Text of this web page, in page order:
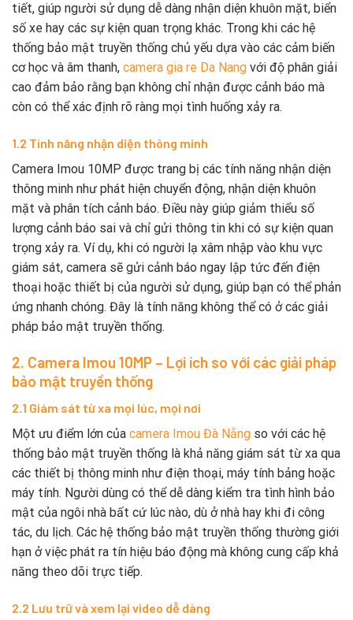
tiết, giúp người sử dụng dễ dàng nhận diện khuôn mặt, biển
số xe hay các sự kiện quan trọng khác. Trong khi các hệ
thống bảo mật truyền thống chủ yếu dựa vào các cảm biến
cơ học và âm thanh, camera gia re Da Nang với độ phân giải
cao đảm bảo rằng bạn không chỉ nhận được cảnh báo mà
còn có thể xác định rõ ràng mọi tình huống xảy ra.
1.2 Tính năng nhận diện thông minh
Camera Imou 10MP được trang bị các tính năng nhận diện
thông minh như phát hiện chuyển động, nhận diện khuôn
mặt và phân tích cảnh báo. Điều này giúp giảm thiểu số
lượng cảnh báo sai và chỉ gửi thông tin khi có sự kiện quan
trọng xảy ra. Ví dụ, khi có người lạ xâm nhập vào khu vực
giám sát, camera sẽ gửi cảnh báo ngay lập tức đến điện
thoại hoặc thiết bị của người sử dụng, giúp bạn có thể phản
ứng nhanh chóng. Đây là tính năng không thể có ở các giải
pháp bảo mật truyền thống.
2. Camera Imou 10MP – Lợi ích so với các giải pháp
bảo mật truyền thống
2.1 Giám sát từ xa mọi lúc, mọi nơi
Một ưu điểm lớn của camera Imou Đà Nẵng so với các hệ
thống bảo mật truyền thống là khả năng giám sát từ xa qua
các thiết bị thông minh như điện thoại, máy tính bảng hoặc
máy tính. Người dùng có thể dễ dàng kiểm tra tình hình bảo
mật của ngôi nhà bất cứ lúc nào, dù ở nhà hay khi đi công
tác, du lịch. Các hệ thống bảo mật truyền thống thường giới
hạn ở việc phát ra tín hiệu báo động mà không cung cấp khả
năng theo dõi trực tiếp.
2.2 Lưu trữ và xem lại video dễ dàng